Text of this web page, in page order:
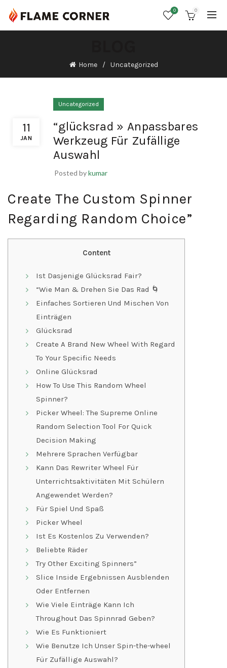
0 0
Home Uncategorized
11
JAN
Uncategorized
“glücksrad » Anpassbares
Werkzeug Für Zufällige
Auswahl
Posted bykumar
Create The Custom Spinner
Regarding Random Choice”
Content
Ist Dasjenige Glücksrad Fair?
“Wie Man & Drehen Sie Das Rad 🌀
Einfaches Sortieren Und Mischen Von
Einträgen
Glücksrad
Create A Brand New Wheel With Regard
To Your Specific Needs
Online Glücksrad
How To Use This Random Wheel
Spinner?
Picker Wheel: The Supreme Online
Random Selection Tool For Quick
Decision Making
Mehrere Sprachen Verfügbar
Kann Das Rewriter Wheel Für
Unterrichtsaktivitäten Mit Schülern
Angewendet Werden?
Für Spiel Und Spaß
Picker Wheel
Ist Es Kostenlos Zu Verwenden?
Beliebte Räder
Try Other Exciting Spinners”
Slice Inside Ergebnissen Ausblenden
Oder Entfernen
Wie Viele Einträge Kann Ich
Throughout Das Spinnrad Geben?
Wie Es Funktioniert
Wie Benutze Ich Unser Spin-the-wheel
Für Zufällige Auswahl?